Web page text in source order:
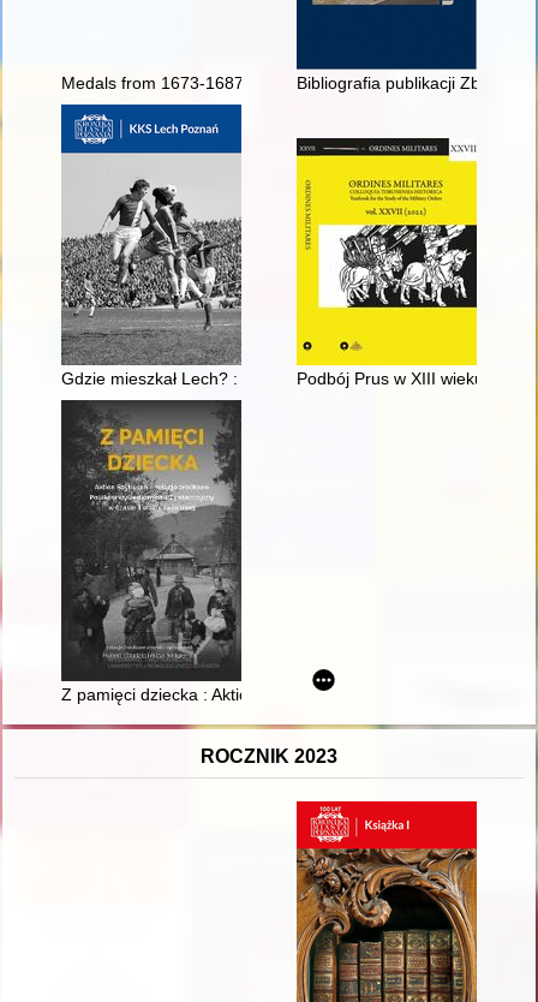
Medals from 1673-1687 commemorating the victory of
Bibliografia publikacji
Gdzie mieszkał Lech? : areny zmagań Kolejorza
Podbój Prus w XIII wieku :
Z pamięci dziecka : Aktion Saybusch - relacje źródłowe
ROCZNIK 2023